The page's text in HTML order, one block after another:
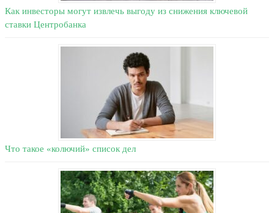
Как инвесторы могут извлечь выгоду из снижения ключевой
ставки Центробанка
Что такое «колючий» список дел